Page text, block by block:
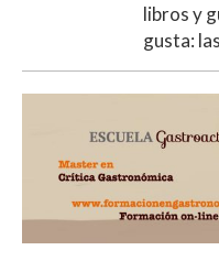
libros y
gusta: